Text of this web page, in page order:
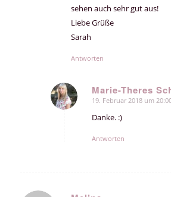
sehen auch sehr gut aus!
Liebe Grüße
Sarah
Antworten
Marie-Theres
sagte:
19. Februar 2018 um
Danke. :)
Antworten